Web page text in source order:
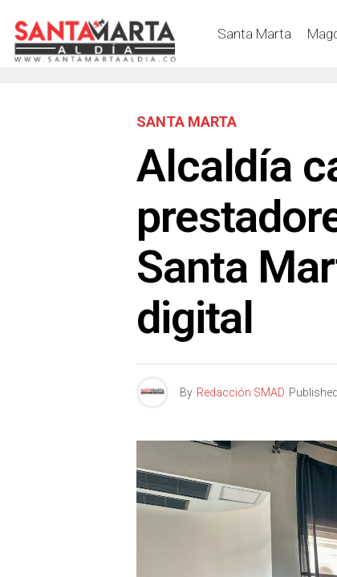
Santa Marta
SANTA MARTA
Alcaldía
Santa
digital
By Redacción SMAD Published